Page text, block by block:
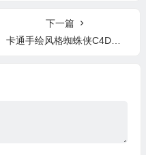
e Kitbash Vol.1
下一篇
卡通手绘风格蜘蛛侠C4D教程 Cinema 4D – Creating Spider-Man: Into the Spider-Verse’ Style Toon Shader Tutorial